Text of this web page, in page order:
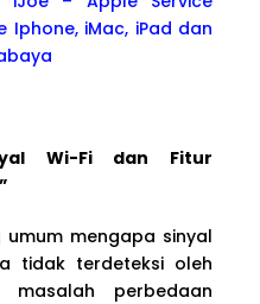
Iphone, iMac, iPad dan
Wi-Fi dan Fitur
mengapa sinyal
tidak terdeteksi oleh
perbedaan